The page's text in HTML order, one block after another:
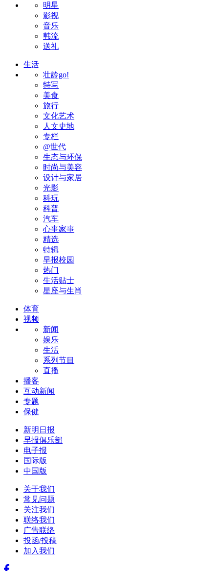
明星
影视
音乐
韩流
送礼
生活
壮龄go!
特写
美食
旅行
文化艺术
人文史地
专栏
@世代
生态与环保
时尚与美容
设计与家居
光影
科玩
科普
汽车
心事家事
精选
特辑
早报校园
热门
生活贴士
星座与生肖
体育
视频
新闻
娱乐
生活
系列节目
直播
播客
互动新闻
专题
保健
新明日报
早报俱乐部
电子报
国际版
中国版
关于我们
常见问题
关注我们
联络我们
广告联络
投函/投稿
加入我们